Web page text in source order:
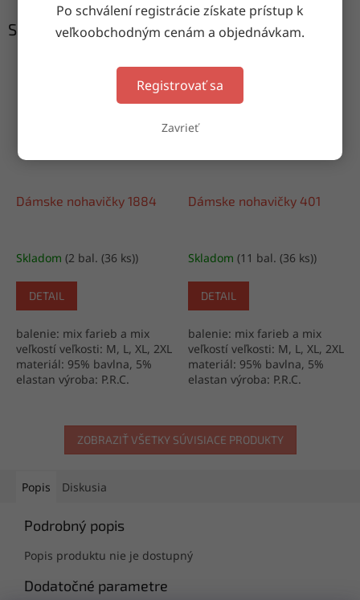
Po schválení registrácie získate prístup k
veľkoobchodným cenám a objednávkam.
Registrovať sa
Zavrieť
Súvisiaci tovar
Dámske nohavičky 1884
Skladom (2 bal. (36 ks))
DETAIL
balenie: mix farieb a mix
veľkostí veľkosti: M, L, XL, 2XL
materiál: 95% bavlna, 5%
elastan výroba: P.R.C.
Dámske nohavičky 401
Skladom (11 bal. (36 ks))
DETAIL
balenie: mix farieb a mix
veľkostí veľkosti: M, L, XL, 2XL
materiál: 95% bavlna, 5%
elastan výroba: P.R.C.
ZOBRAZIŤ VŠETKY SÚVISIACE PRODUKTY
Popis Diskusia
Podrobný popis
Popis produktu nie je dostupný
Dodatočné parametre